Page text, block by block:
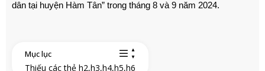
dân tại huyện Hàm Tân” trong tháng 8 và 9 năm 2024.
Mục lục
Thiếu các thẻ h2,h3,h4,h5,h6